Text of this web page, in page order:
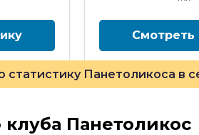
Смотреть
Панетоликоса в
Панетоликос